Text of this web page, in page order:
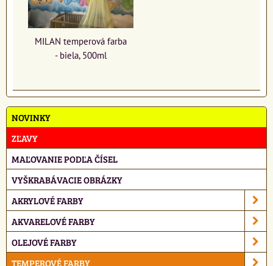
MILAN temperová farba
- biela, 500ml
NOVINKY
ZĽAVY
MAĽOVANIE PODĽA ČÍSEL
VYŠKRABÁVACIE OBRÁZKY
AKRYLOVÉ FARBY
AKVARELOVÉ FARBY
OLEJOVÉ FARBY
TEMPEROVÉ FARBY